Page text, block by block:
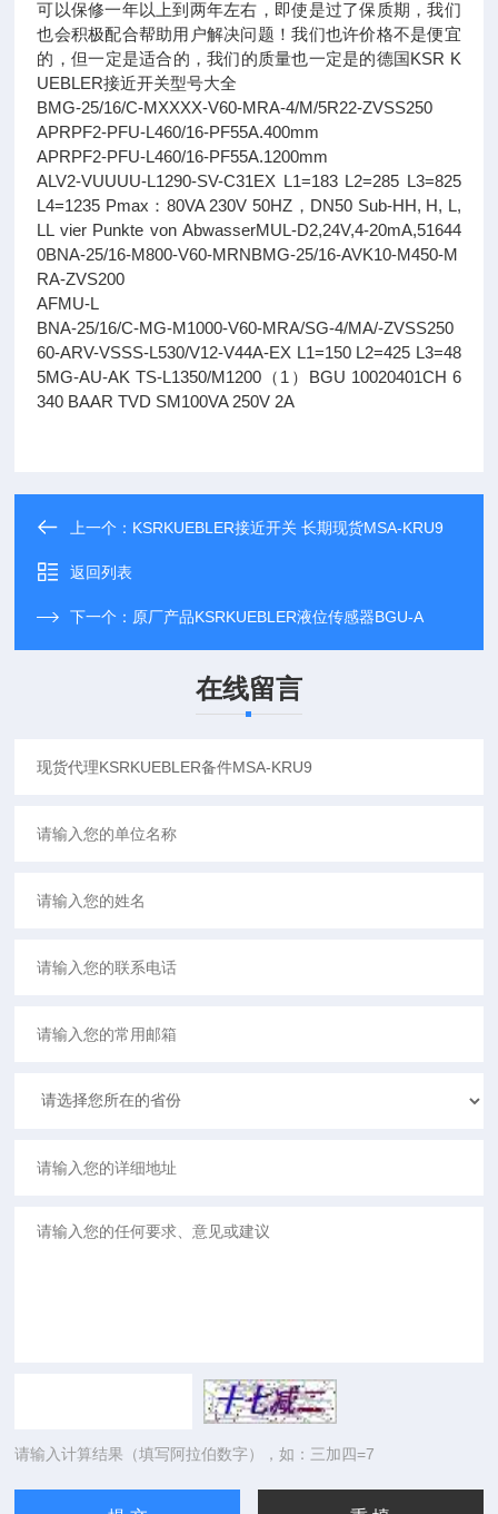
可以保修一年以上到两年左右，即使是过了保质期，我们
也会积极配合帮助用户解决问题！我们也许价格不是便宜
的，但一定是适合的，我们的质量也一定是的德国KSR K
UEBLER接近开关型号大全
BMG-25/16/C-MXXXX-V60-MRA-4/M/5R22-ZVSS250
APRPF2-PFU-L460/16-PF55A.400mm
APRPF2-PFU-L460/16-PF55A.1200mm
ALV2-VUUUU-L1290-SV-C31EX L1=183 L2=285 L3=825
L4=1235 Pmax：80VA 230V 50HZ，DN50 Sub-HH, H, L,
LL vier Punkte von AbwasserMUL-D2,24V,4-20mA,51644
0BNA-25/16-M800-V60-MRNBMG-25/16-AVK10-M450-M
RA-ZVS200
AFMU-L
BNA-25/16/C-MG-M1000-V60-MRA/SG-4/MA/-ZVSS250
60-ARV-VSSS-L530/V12-V44A-EX L1=150 L2=425 L3=48
5MG-AU-AK TS-L1350/M1200（1）BGU 10020401CH 6
340 BAAR TVD SM100VA 250V 2A
上一个： KSRKUEBLER接近开关 长期现货MSA-KRU9
返回列表
下一个： 原厂产品KSRKUEBLER液位传感器BGU-A
在线留言
请输入计算结果（填写阿拉伯数字），如：三加四=7